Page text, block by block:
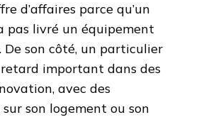
d’affaires parce qu’un
pas livré un équipement
De son côté, un particulier
important dans des
avec des
sur son logement ou son